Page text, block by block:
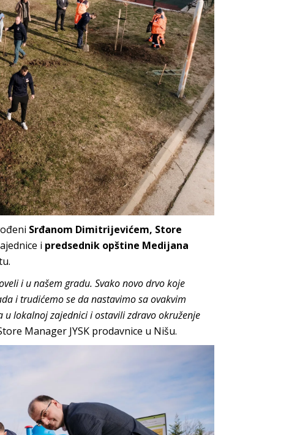
Srđanom Dimitrijevićem, Store
i predsednik opštine Medijana
i u našem gradu. Svako novo drvo koje
i trudićemo se da nastavimo sa ovakvim
lokalnoj zajednici i ostavili zdravo okruženje
Manager JYSK prodavnice u Nišu.